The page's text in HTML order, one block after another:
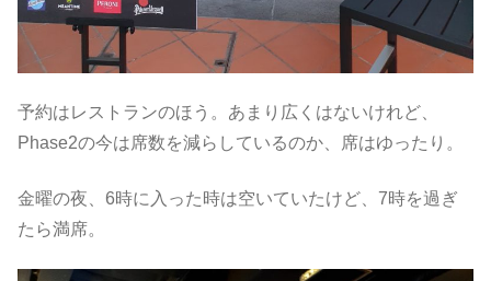
予約はレストランのほう。あまり広くはないけれど、
Phase2の今は席数を減らしているのか、席はゆったり。
金曜の夜、6時に入った時は空いていたけど、7時を過ぎ
たら満席。